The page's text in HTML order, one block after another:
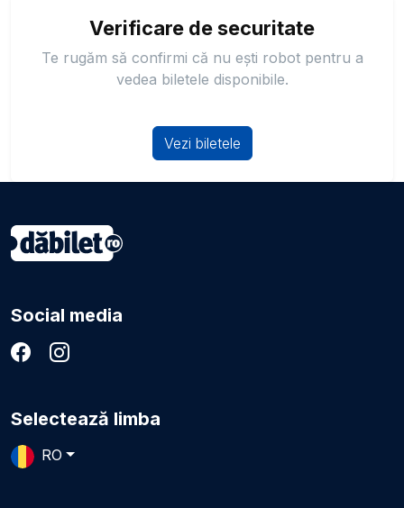
Verificare de securitate
Te rugăm să confirmi că nu ești robot pentru a
vedea biletele disponibile.
Vezi biletele
Social media
Selectează limba
RO